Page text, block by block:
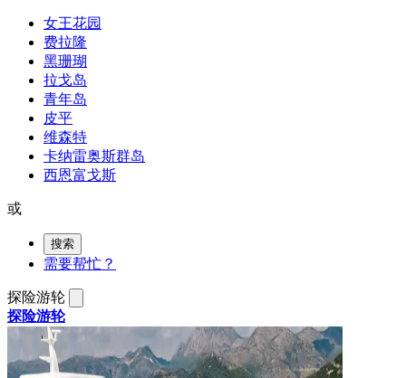
女王花园
费拉隆
黑珊瑚
拉戈岛
青年岛
皮平
维森特
卡纳雷奥斯群岛
西恩富戈斯
或
搜索
需要帮忙？
探险游轮
探险游轮